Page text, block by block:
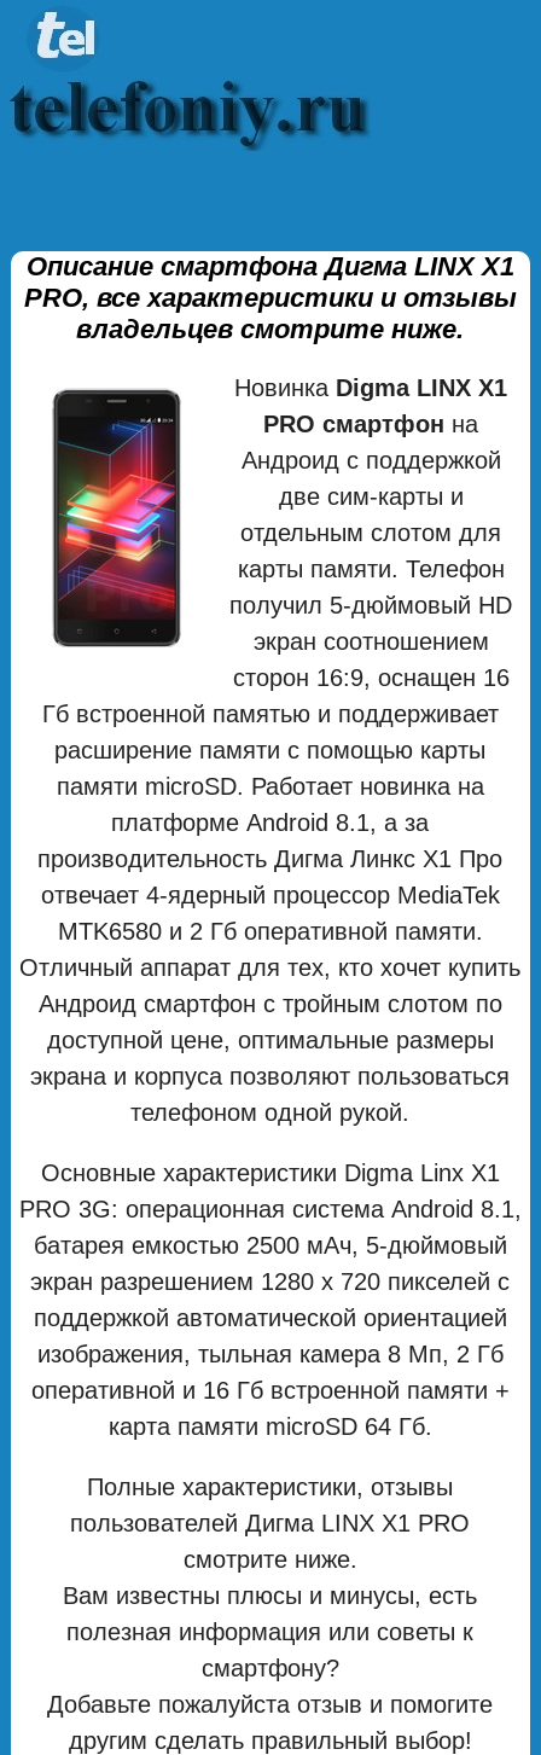
Описание смартфона Дигма LINX X1
PRO, все характеристики и отзывы
владельцев смотрите ниже.
Новинка Digma LINX X1
PRO смартфон на
Андроид с поддержкой
две сим-карты и
отдельным слотом для
карты памяти. Телефон
получил 5-дюймовый HD
экран соотношением
сторон 16:9, оснащен 16
Гб встроенной памятью и поддерживает
расширение памяти с помощью карты
памяти microSD. Работает новинка на
платформе Android 8.1, а за
производительность Дигма Линкс Х1 Про
отвечает 4-ядерный процессор MediaTek
MTK6580 и 2 Гб оперативной памяти.
Отличный аппарат для тех, кто хочет купить
Андроид смартфон с тройным слотом по
доступной цене, оптимальные размеры
экрана и корпуса позволяют пользоваться
телефоном одной рукой.
Основные характеристики Digma Linx X1
PRO 3G: операционная система Android 8.1,
батарея емкостью 2500 мAч, 5-дюймовый
экран разрешением 1280 х 720 пикселей с
поддержкой автоматической ориентацией
изображения, тыльная камера 8 Мп, 2 Гб
оперативной и 16 Гб встроенной памяти +
карта памяти microSD 64 Гб.
Полные характеристики, отзывы
пользователей Дигма LINX X1 PRO
смотрите ниже.
Вам известны плюсы и минусы, есть
полезная информация или советы к
смартфону?
Добавьте пожалуйста отзыв и помогите
другим сделать правильный выбор!